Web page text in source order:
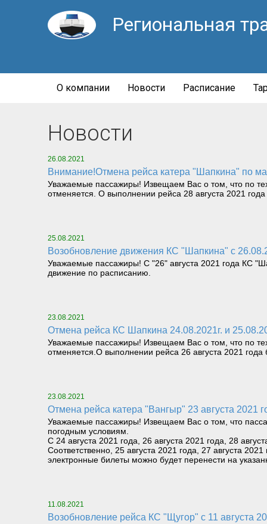
Региональная
О компании Новости Расписание
Новости
26.08.2021
Внимание!Отмена рейса катера "Шапкина" по
Уважаемые пассажиры! Извещаем Вас о том, что по
отменяется. О выполнении рейса 28 августа 2021
25.08.2021
Возобновление движения КС "Шапкина" с
Уважаемые пассажиры! С "26" августа 2021 года КС
движение по расписанию.
23.08.2021
Отмена рейса КС Шапкина 24.08.2021г. и
Уважаемые пассажиры! Извещаем Вас о том, что по
отменяется.О выполнении рейса 26 августа 2021
23.08.2021
Отмена рейса катера "Вангыр" 23 августа 2021
Уважаемые пассажиры! Извещаем Вас о том, что
погодным условиям.
С 24 августа 2021 года, 26 августа 2021 года, 28
Соответственно, 25 августа 2021 года, 27 августа
электронные билеты можно будет перенести на
11.08.2021
Возобновление рейса КС "Щугор" с 11 августа